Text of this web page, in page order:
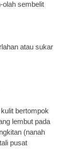
olah sembelit
atau sukar
bertompok
lembut pada
(nanah
pusat